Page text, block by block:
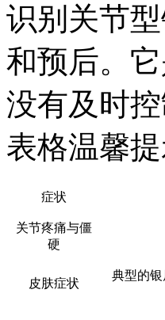
识别关节
和预后。
没有及时
表格温馨
症状
关节疼痛与僵
硬
皮肤症状
典型的